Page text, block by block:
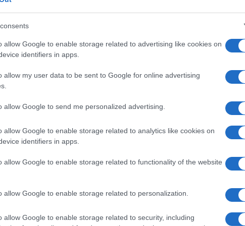
allow Google to enable storage related to advertising like cookies on
identifiers in apps.
allow my user data to be sent to Google for online advertising
allow Google to send me personalized advertising.
allow Google to enable storage related to analytics like cookies on
identifiers in apps.
allow Google to enable storage related to functionality of the website
allow Google to enable storage related to personalization.
allow Google to enable storage related to security, including
arrivati al punto, paradossale, che
durante le riprese della serie “A
avvalsi di questa figura professionale
lode dunque aIlenia Pastorelli
e di sentirsi sempre a proprio
a fine mese. “Se arriva il bonifico sono
scherzando, con auto-ironia, quando a
per quale motivo non buttarsi
fotografia dei piedi, perché “i
è nuova a una lettura poco
nel cinema. Qualche anno fa,era il
da parte dell’uomo esiste,
quando non avevo una lira e non